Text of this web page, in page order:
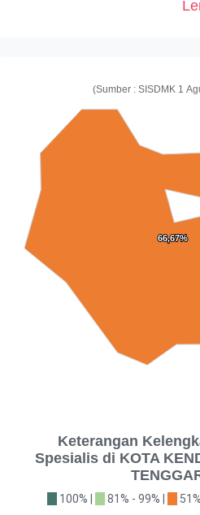
(Sumber : SISDMK 1
66,67%
66,67%
Keterangan
Spesialis di KOTA
100% | 81% - 99% |